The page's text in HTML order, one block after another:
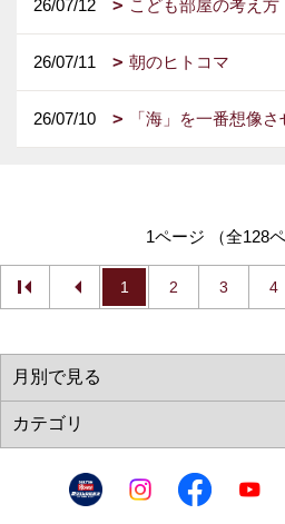
26/07/12 こども部屋の考え方
26/07/11 朝のヒトコマ
26/07/10 「海」を一番想像さ
1ページ （全128ペ
1 2 3 4